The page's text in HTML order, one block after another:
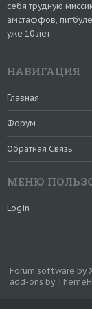
себя трудную
амстаффов,
уже 10 лет.
НАВИГАЦИЯ
Главная
Форум
Обратная Связь
МЕНЮ
Login
Forum software by
add-ons by